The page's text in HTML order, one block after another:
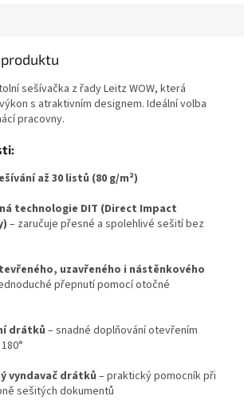
sešívačka z řady Leitz WOW, která
s atraktivním designem. Ideální volba
pracovny.
až 30 listů (80 g/m²)
technologie DIT (Direct Impact
– zaručuje přesné a spolehlivé sešití bez
uzavřeného i nástěnkového
přepnutí pomocí otočné
drátků – snadné doplňování otevřením
vyndavač drátků – praktický pomocník při
sešitých dokumentů